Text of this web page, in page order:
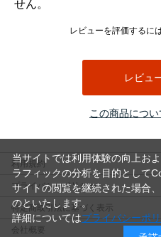
この商品につ
せん。
レビューを評価するに
レビュ
利用規約
プライバシーポリシー
特定商取引法に基づく表示
会社概要
当サイトでは利用体験の向上お
ラフィックの分析を目的として
サイトの閲覧を継続された場合
のといたします。
詳細についてはプライバシーポ